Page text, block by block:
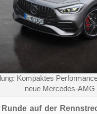
Kompaktes
neue Mercedes-
Runde auf der